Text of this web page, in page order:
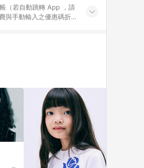
（若自動跳轉 App ，請
與手動輸入之優惠碼折
點數將於出貨後 45 天
APP 並完成訂單，不